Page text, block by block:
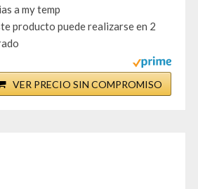
a my temp
producto puede realizarse en 2
VER PRECIO SIN COMPROMISO